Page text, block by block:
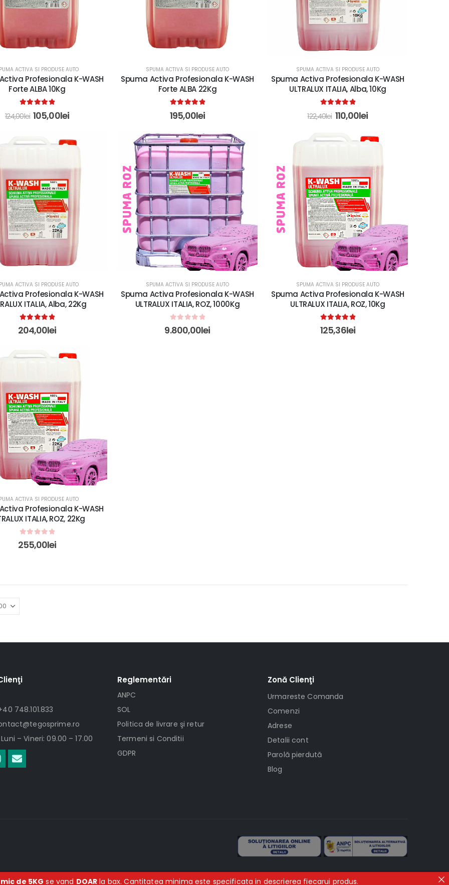
ACTIVA SI PRODUSE AUTO
Profesionala K-WASH
Forte ALBA 10Kg
out of 5
124,00lei 105,00lei
SPUMA ACTIVA SI PRODUSE AUTO
Spuma Activa Profesionala K-WASH
Forte ALBA 22Kg
5.00 out of 5
195,00lei
SPUMA ACTIVA SI PRODUSE AUTO
Spuma Activa Profesionala K-WASH
ULTRALUX ITALIA, Alba, 10Kg
out of 5
122,40lei 110,00lei
ACTIVA SI PRODUSE AUTO
Profesionala K-WASH
ITALIA, Alba, 22Kg
5.00 out of 5
204,00lei
SPUMA ACTIVA SI PRODUSE AUTO
Spuma Activa Profesionala K-WASH
ULTRALUX ITALIA, ROZ, 1000Kg
0out of 5
9.800,00lei
SPUMA ACTIVA SI PRODUSE AUTO
Spuma Activa Profesionala K-WASH
ULTRALUX ITALIA, ROZ, 10Kg
5.00out of 5
125,36lei
ACTIVA SI PRODUSE AUTO
Profesionala K-WASH
ITALIA, ROZ, 22Kg
0 out of 5
255,00lei
748.101.833
– Vineri: 09.00 – 17.00
Reglementări
ANPC
SOL
Politica de livrare şi retur
Termeni si Conditii
GDPR
Zonă Clienţi
Urmareste Comanda
Comenzi
Adrese
Detalii cont
Parolă pierdută
Blog
de 5KG se vand DOAR la bax. Cantitatea minima este specificata in descrierea fiecarui produs.